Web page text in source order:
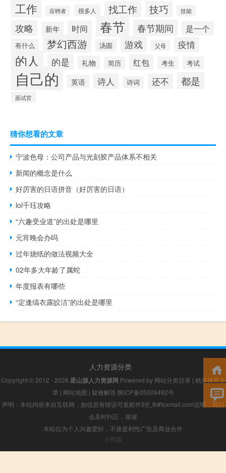
工作 应聘者 很多人 找工作 技巧 技能
攻略 新年 时间 春节 春节期间 是一个
有什么 梦幻西游 汤圆 游戏 父母 疫情
的人 的是 礼物 简历 红包 考生 考试
自己的 英语 诗人 诗词 还不 都是
面试官
猜你想看的文章
宁波色母：公司产品与光刻胶产品体系不相关
新闻的概念是什么
好厉害的日语拼音（好厉害的日语）
lol千珏攻略
“六趣受业道”的出处是哪里
元宵晚会办吗
过年烧纸的做法视频大全
02年多大年龄了属蛇
年度报表有哪些
“定逢缟衣露皎洁”的出处是哪里
人力资源分类
Copyright © 2012 - 2026 星山源人力资源网 Powered by 网站分类目录 | 精选推荐文
章 | 网站地图 | 疑难解答 陕ICP备05009492号
声明：本站内容来自互联网，如信息有错误可发邮件到f_fb#foxmail.com说明，我们
会及时纠正，谢谢
本站仅为个人兴趣爱好，不接盈利性广告及商业合作
小男孩